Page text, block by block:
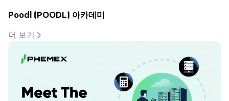
Poodl (POODL) 아카데미
더 보기